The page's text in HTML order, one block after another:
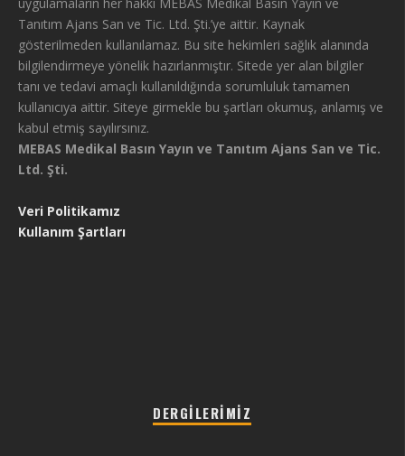
Tanıtım Ajans San ve Tic. Ltd. Şti.’ye aittir. Kaynak
gösterilmeden kullanılamaz. Bu site hekimleri sağlık alanında
bilgilendirmeye yönelik hazırlanmıştır. Sitede yer alan bilgiler
tanı ve tedavi amaçlı kullanıldığında sorumluluk tamamen
kullanıcıya aittir. Siteye girmekle bu şartları okumuş, anlamış ve
kabul etmiş sayılırsınız.
MEBAS Medikal Basın Yayın ve Tanıtım Ajans San ve Tic.
Ltd. Şti.
Veri Politikamız
Kullanım Şartları
DERGILERIMIZ